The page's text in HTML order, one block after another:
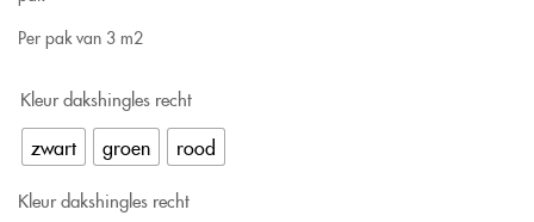
Per pak van 3 m2
Kleur dakshingles recht
zwart groen rood
Kleur dakshingles recht